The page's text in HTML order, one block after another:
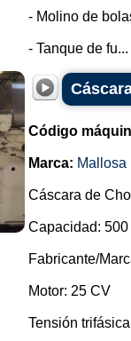
- Molino de
- Tanque de fu...
Código
Marca: Mallosa
Cáscara de
Capacidad: 500
Fabricante/
Motor: 25 CV
Tensión